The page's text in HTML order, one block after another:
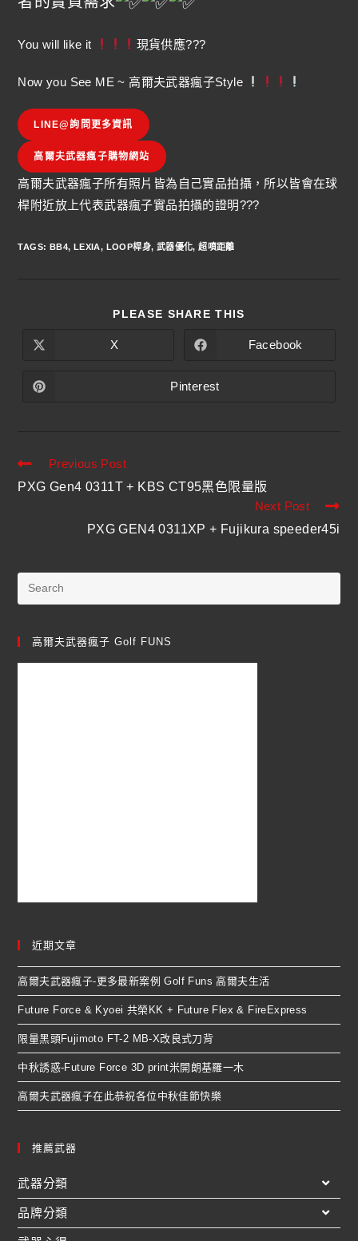
You will like it 現貨供應???
Now you See ME ~ 高爾夫武器瘋子Style
LINE@詢問更多資訊
高爾夫武器瘋子購物網站
高爾夫武器瘋子所有照片皆為自己實品拍攝，所以皆會在球
桿附近放上代表武器瘋子實品拍攝的證明???
TAGS: BB4, LEXIA, LOOP桿身, 武器優化, 超噴距離
PLEASE SHARE THIS
X Facebook
Pinterest
Previous Post
PXG Gen4 0311T + KBS CT95黑色限量版
Next Post
PXG GEN4 0311XP + Fujikura speeder45i
高爾夫武器瘋子 Golf FUNS
近期文章
高爾夫武器瘋子-更多最新案例 Golf Funs 高爾夫生活
Future Force & Kyoei 共榮KK + Future Flex & FireExpress
限量黑頭Fujimoto FT-2 MB-X改良式刀背
中秋誘惑-Future Force 3D print米開朗基羅一木
高爾夫武器瘋子在此恭祝各位中秋佳節快樂
推薦武器
武器分類
品牌分類